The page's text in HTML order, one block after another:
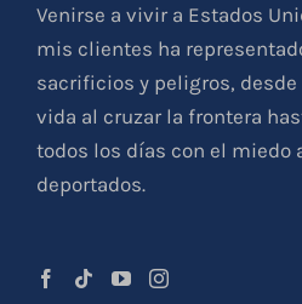
Venirse a vivir a Estados
mis clientes ha
sacrificios y peligros, desde
vida al cruzar la frontera
todos los días con el miedo
deportados.